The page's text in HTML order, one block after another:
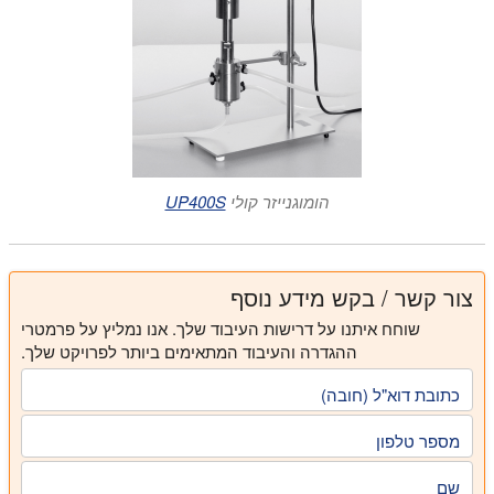
ננומטרי עקב השפעות הומוגניזציה על-קוליות. מיני האמיד
שלב הצמיחה באמצעות אינטראקציה בסיוע סונוכימי.
מערך של מערבל מגנטי ואולטראסוניק
הומוגנייזר קוליUP400S
צור קשר / בקש מידע נוסף
שוחח איתנו על דרישות העיבוד שלך. אנו נמליץ על פרמטרי
ההגדרה והעיבוד המתאימים ביותר לפרויקט שלך.
כתובת דוא"ל (חובה)
מספר טלפון
שם